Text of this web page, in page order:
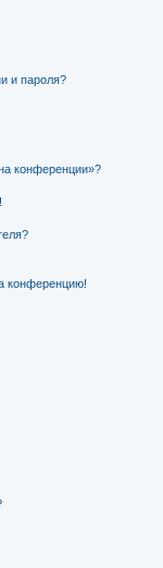
и пароля?
конференции»?
конференцию!